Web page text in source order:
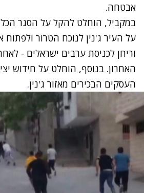
אבטחה.
במקביל, הוחלט להקל על הסגר
על העיר ג'נין לנוכח הטרור
וריחן לכניסת ערבים ישראלים -
האחרון. בנוסף, הוחלט על חידוש
העסקים הבכירים מאזור ג'נין.